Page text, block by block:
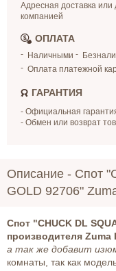
Адресная доставка или
компанией
ОПЛАТА
Наличными
Оплата платежной
ГАРАНТИЯ
- Официальная
- Обмен или возврат
Описание - Спот
GOLD 92706"
Спот "CHUCK DL
производителя Zuma
а так же добавит
комнаты, так как